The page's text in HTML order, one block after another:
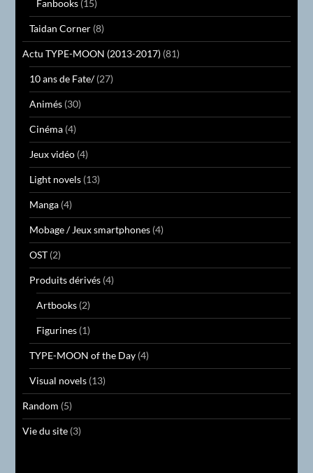
Fanbooks (15)
Taidan Corner (8)
Actu TYPE-MOON (2013-2017) (81)
10 ans de Fate/(27)
Animés (30)
Cinéma (4)
Jeux vidéo (4)
Light novels (13)
Manga (4)
Mobage / Jeux smartphones (4)
OST (2)
Produits dérivés (4)
Artbooks (2)
Figurines (1)
TYPE-MOON of the Day (4)
Visual novels (13)
Random (5)
Vie du site (3)